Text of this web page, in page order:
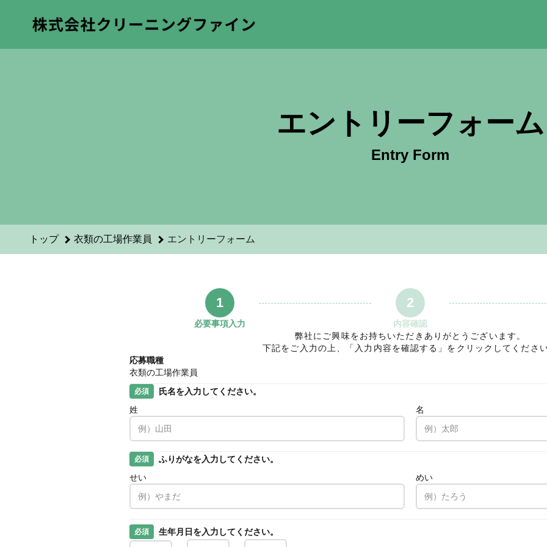
エントリーフォーム
Entry Form
トップ 衣類の工場作業員 エントリーフォーム
1
必要事項入力
2
内容確認
弊社にご興味をお持ちいただきありがとうございます。
下記をご入力の上、「入力内容を確認する」をクリックしてください
応募職種
衣類の工場作業員
必須
氏名を入力してください。
姓
名
必須
ふりがなを入力してください。
せい
めい
必須 生年月日を入力してください。